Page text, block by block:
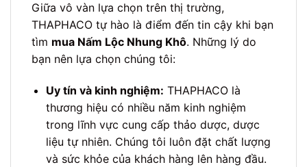
Giữa vô vàn lựa chọn trên thị trường,
THAPHACO tự hào là điểm đến tin cậy khi bạn
tìm mua Nấm Lộc Nhung Khô. Những lý do
bạn nên lựa chọn chúng tôi:
Uy tín và kinh nghiệm: THAPHACO là
thương hiệu có nhiều năm kinh nghiệm
trong lĩnh vực cung cấp thảo dược, dược
liệu tự nhiên. Chúng tôi luôn đặt chất lượng
và sức khỏe của khách hàng lên hàng đầu.